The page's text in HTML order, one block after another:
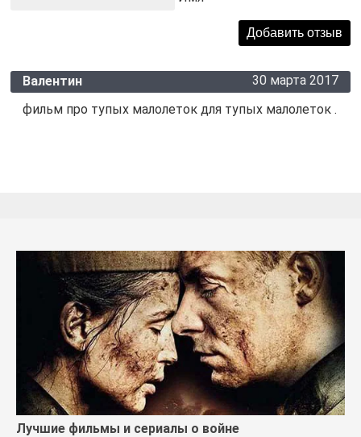
Валентин
30 марта 2017
фильм про тупых малолеток для тупых малолеток .
Лучшие фильмы и сериалы о войне